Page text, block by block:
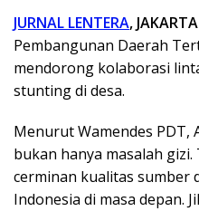
JURNAL LENTERA,
Pembangunan Daerah
mendorong kolaborasi
stunting di desa.
Menurut Wamendes PDT,
bukan hanya masalah
cerminan kualitas sumber
Indonesia di masa depan.